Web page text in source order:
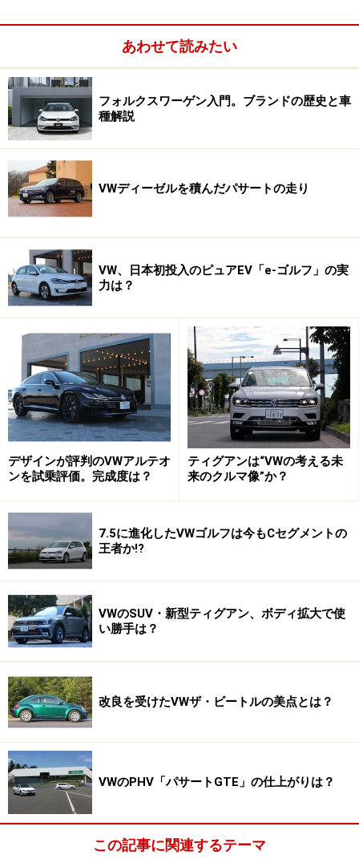
ッシュになったほか、中間グレードの「The Beetle
Design」には、インパネやドアトリム、ステアリングト
リムをボディカラーと同色にすることで、オシャレな雰
囲気を演出している。さらに、ブラックもしくはベージ
ュの専用格子調ファブリックシート、オプションのレザ
ーシートを組み合わせれば最大32通りの中から好みの仕
様をセレクトできる。
新色を含むカラフルなボディカラーも魅力
マイナーチェンジを受けたザ・ビートルの発売を記念して作
られた世界に1台だけのコンセプトカー「ザ・ビートル・ハ
レキン」。ハレキンとはドイツ語で道化師を意味するそう
ボディカラーも新色の「ストーンウォッシュドブルーメ
タリック」、「ボトルグリーンメタリック」の2色に加
えて、限定車で好評だったという「サンドストームイエ
ローメタリック」、「ハバネロオレンジメタリック」も
用意され、全8色のカラフルなラインナップとなってい
る。なお、下の車両は全ボディカラーを外板パネルで再
現した世界で一台だけのコンセプトカーで、全国のキャ
ラバンなどで披露されている。
Detection System」を新たに標準装備されたほか、後方
あわせて読みたい
フォルクスワーゲン入門。ブランドの歴史と車
種解説
VWディーゼルを積んだパサートの走り
VW、日本初投入のピュアEV「e-ゴルフ」の実
力は？
デザインが評判のVWアルテオ
ンを試乗評価。完成度は？
ティグアンは“VWの考える未
来のクルマ像”か？
7.5に進化したVWゴルフは今もCセグメントの
王者か!?
VWのSUV・新型ティグアン、ボディ拡大で使
い勝手は？
改良を受けたVWザ・ビートルの美点とは？
VWのPHV「パサートGTE」の仕上がりは？
この記事に関連するテーマ